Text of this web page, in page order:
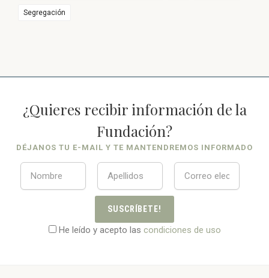
Segregación
¿Quieres recibir información de la
Fundación?
DÉJANOS TU E-MAIL Y TE MANTENDREMOS INFORMADO
SUSCRÍBETE!
He leído y acepto las condiciones de uso